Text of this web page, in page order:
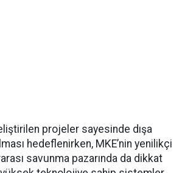
projeler sayesinde dışa
hedeflenirken, MKE’nin yenilikçi
savunma pazarında da dikkat